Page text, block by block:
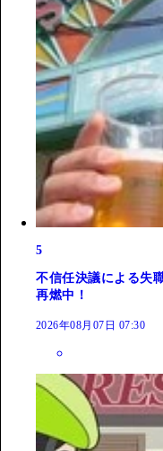
5
不信任決議による失
再燃中！
2026年08月07日 07:30